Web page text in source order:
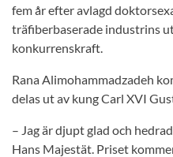
fem år efter avlagd
träfiberbaserade industrins
konkurrenskraft.
Rana Alimohammadzadeh
delas ut av kung Carl XVI
– Jag är djupt glad och
Hans Majestät. Priset